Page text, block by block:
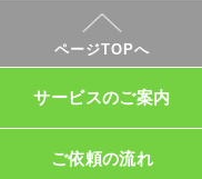
ページTOPへ
サービスのご案内
ご依頼の流れ